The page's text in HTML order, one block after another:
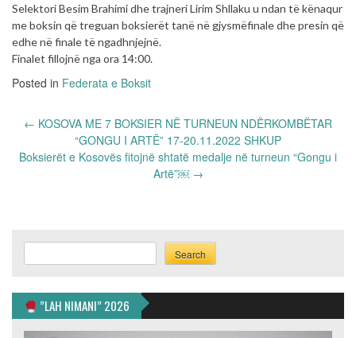
Selektori Besim Brahimi dhe trajneri Lirim Shllaku u ndan të kënaqur
me boksin që treguan boksierët tanë në gjysmëfinale dhe presin që
edhe në finale të ngadhnjejnë.
Finalet fillojnë nga ora 14:00.
Posted in Federata e Boksit
Post
← KOSOVA ME 7 BOKSIER NË TURNEUN NDËRKOMBËTAR
“GONGU I ARTË” 17-20.11.2022 SHKUP
Boksierët e Kosovës fitojnë shtatë medalje në turneun “Gongu i
Artë”￼ →
Search
”LAH NIMANI” 2026